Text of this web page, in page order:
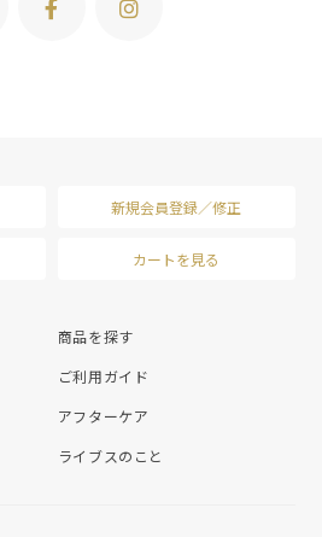
新規会員登録／修正
カートを見る
商品を探す
ご利用ガイド
アフターケア
ライブスのこと